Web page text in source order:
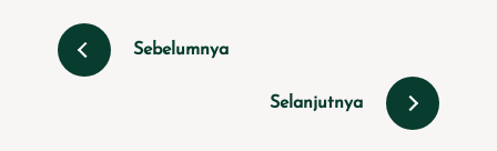
Sebelumnya
Selanjutnya